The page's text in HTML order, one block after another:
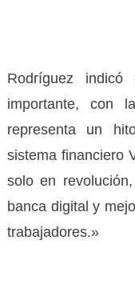
Rodríguez
importante, con
representa un
sistema financiero
solo en
banca digital y
trabajadores.»